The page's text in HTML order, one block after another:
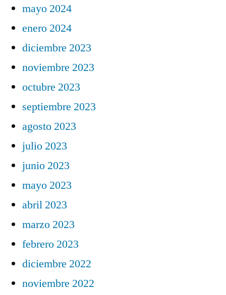
mayo 2024
enero 2024
diciembre 2023
noviembre 2023
octubre 2023
septiembre 2023
agosto 2023
julio 2023
junio 2023
mayo 2023
abril 2023
marzo 2023
febrero 2023
diciembre 2022
noviembre 2022